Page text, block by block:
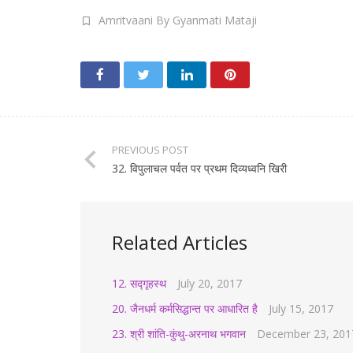
Amritvaani By Gyanmati Mataji
PREVIOUS POST
32. विपुलाचल पर्वत पर प्रथम दिव्यध्वनि खिरी
Related Articles
12. सद्गृहस्थ
July 20, 2017
20. जैनधर्म कर्मसिद्धान्त पर आधारित है
July 15, 2017
23. श्री शांति-कुंथु-अरनाथ भगवान
December 23,